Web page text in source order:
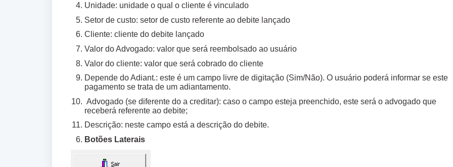
Unidade: unidade o qual o cliente é vinculado
Setor de custo: setor de custo referente ao debite lançado
Cliente: cliente do debite lançado
Valor do Advogado: valor que será reembolsado ao usuário
Valor do cliente: valor que será cobrado do cliente
Depende do Adiant.: este é um campo livre de digitação (Sim/Não). O usuário poderá informar se este
pagamento se trata de um adiantamento.
Advogado (se diferente do a creditar): caso o campo esteja preenchido, este será o advogado que
receberá referente ao debite;
Descrição: neste campo está a descrição do debite.
Botões Laterais